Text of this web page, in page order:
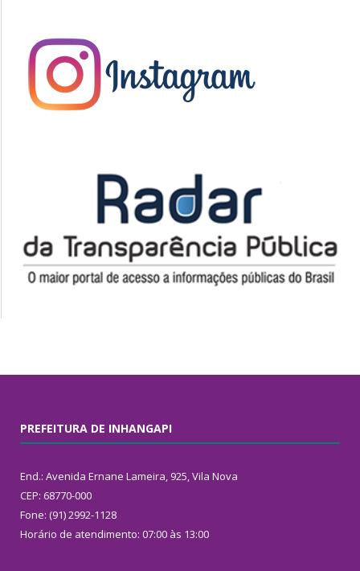
PREFEITURA DE INHANGAPI
End.: Avenida Ernane Lameira, 925, Vila Nova
CEP: 68770-000
Fone: (91) 2992-1128
Horário de atendimento: 07:00 às 13:00